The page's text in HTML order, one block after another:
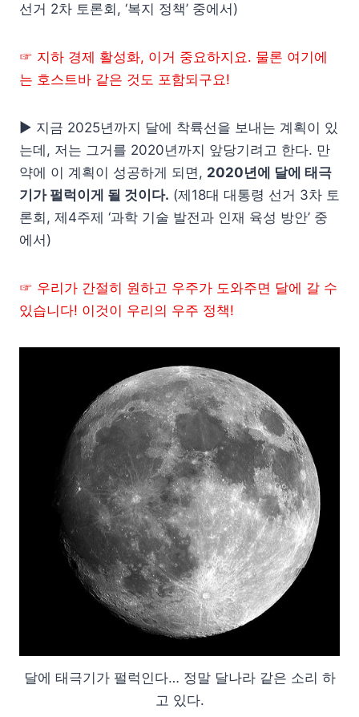
선거 2차 토론회, ‘복지 정책’ 중에서)
☞ 지하 경제 활성화, 이거 중요하지요. 물론 여기에
는 호스트바 같은 것도 포함되구요!
▶ 지금 2025년까지 달에 착륙선을 보내는 계획이 있
는데, 저는 그거를 2020년까지 앞당기려고 한다. 만
약에 이 계획이 성공하게 되면, 2020년에 달에 태극
기가 펄럭이게 될 것이다. (제18대 대통령 선거 3차 토
론회, 제4주제 ‘과학 기술 발전과 인재 육성 방안’ 중
에서)
☞ 우리가 간절히 원하고 우주가 도와주면 달에 갈 수
있습니다! 이것이 우리의 우주 정책!
달에 태극기가 펄럭인다… 정말 달나라 같은 소리 하
고 있다.